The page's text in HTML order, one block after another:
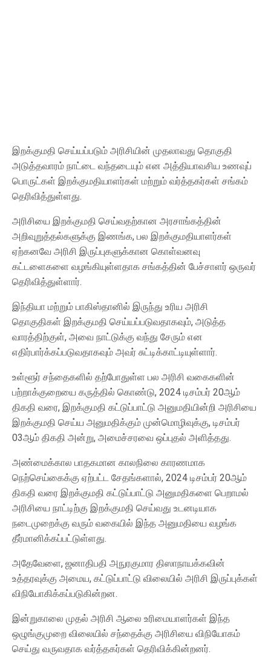
இறக்குமதி செய்யப்படும் அரிசியின் முதலாவது தொகுதி
அடுத்தவாரம் நாட்டை வந்தடையும் என அத்தியாவசிய உணவுப்
பொருட்கள் இறக்குமதியாளர்கள் மற்றும் வர்த்தகர்கள் சங்கம்
தெரிவித்துள்ளது.
அரிசியை இறக்குமதி செய்வதற்கான அரசாங்கத்தின்
அறிவுறுத்தல்களுக்கு இணங்க, பல இறக்குமதியாளர்கள்
ஏற்கனவே அரிசி இருப்புகளுக்கான கொள்வனவு
கட்டளைகளை வழங்கியுள்ளதாக சங்கத்தின் பேச்சாளர் ஒருவர்
தெரிவித்துள்ளார்.
இந்தியா மற்றும் பாகிஸ்தானில் இருந்து உரிய அரிசி
தொகுதிகள் இறக்குமதி செய்யப்படுவதாகவும், அடுத்த
வாரத்திற்குள், அவை நாட்டுக்கு வந்து சேரும் என
எதிர்பார்க்கப்படுவதாகவும் அவர் சுட்டிக்காட்டியுள்ளார்.
உள்ளூர் சந்தைகளில் தற்போதுள்ள பல அரிசி வகைகளின்
பற்றாக்குறையை கருத்தில் கொண்டு, 2024 டிசம்பர் 20ஆம்
திகதி வரை, இறக்குமதி கட்டுப்பாட்டு அனுமதியின்றி அரிசியை
இறக்குமதி செய்ய அனுமதிக்கும் முன்மொழிவுக்கு, டிசம்பர்
03ஆம் திகதி அன்று, அமைச்சரவை ஒப்புதல் அளித்தது.
அண்மைக்கால பாதகமான காலநிலை காரணமாக
நெற்செய்கைக்கு ஏற்பட்ட சேதங்களால், 2024 டிசம்பர் 20ஆம்
திகதி வரை இறக்குமதி கட்டுப்பாட்டு அனுமதிகளை பெறாமல்
அரிசியை நாட்டிற்கு இறக்குமதி செய்வது உடனடியாக
நடைமுறைக்கு வரும் வகையில் இந்த அனுமதியை வழங்க
தீர்மானிக்கப்பட்டுள்ளது.
அதேவேளை, ஜனாதிபதி அநுரகுமார திஸாநாயக்கவின்
உத்தரவுக்கு அமைய, கட்டுப்பாட்டு விலையில் அரிசி இருப்புக்கள்
விநியோகிக்கப்படுகின்றன.
இன்றுகாலை முதல் அரிசி ஆலை உரிமையாளர்கள் இந்த
ஒழுங்குமுறை விலையில் சந்தைக்கு அரிசியை விநியோகம்
செய்து வருவதாக வர்த்தகர்கள் தெரிவிக்கின்றனர்.